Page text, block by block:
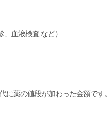
血液検査 など）
に薬の値段が加わった金額です